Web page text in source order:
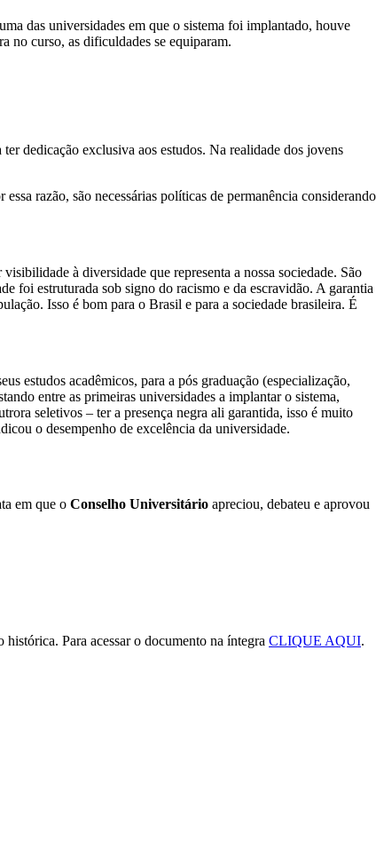
das universidades em que o sistema foi implantado, houve
no curso, as dificuldades se equiparam.
dedicação exclusiva aos estudos. Na realidade dos jovens
razão, são necessárias políticas de permanência considerando
à diversidade que representa a nossa sociedade. São
foi estruturada sob signo do racismo e da escravidão. A garantia
Isso é bom para o Brasil e para a sociedade brasileira. É
estudos acadêmicos, para a pós graduação (especialização,
entre as primeiras universidades a implantar o sistema,
seletivos – ter a presença negra ali garantida, isso é muito
o desempenho de excelência da universidade.
em que o Conselho Universitário apreciou, debateu e aprovou
Para acessar o documento na íntegra CLIQUE AQUI.